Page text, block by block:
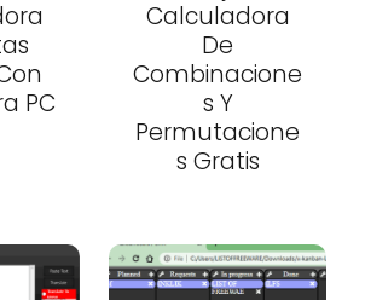
PC
Calculadora
De
Combinacione
s Y
Permutacione
s Gratis